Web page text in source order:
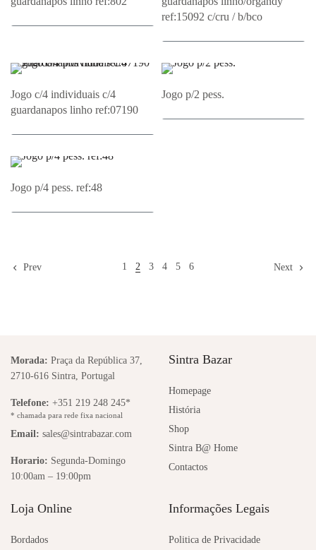
ref:15092 c/cru / b/bco
Adicionar ao Orçamento
Jogo c/4 individuais c/4
guardanapos linho ref:07190
Adicionar ao Orçamento
Jogo p/2 pess.
Jogo p/4 pess. ref:48
Prev 1 2 3 4 5 6 Next
Morada: Praça da República 37,
2710-616 Sintra, Portugal
Telefone: +351 219 248 245*
* chamada para rede fixa nacional
Email: sales@sintrabazar.com
Horario: Segunda-Domingo
10:00am – 19:00pm
Sintra Bazar
Homepage
História
Shop
Sintra B@ Home
Contactos
Loja Online
Bordados
Informações Legais
Politica de Privacidade